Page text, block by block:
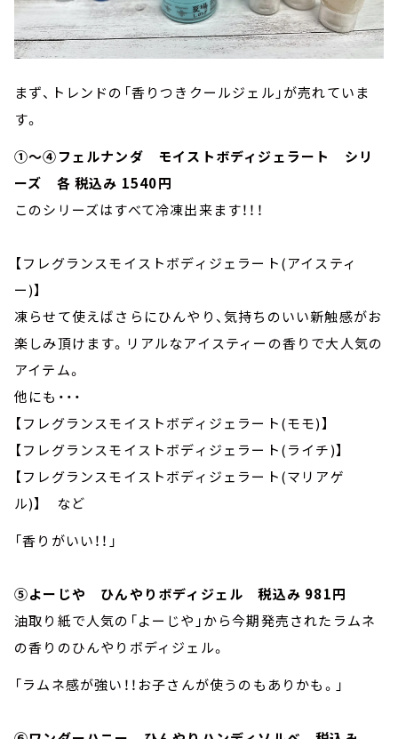
まず、トレンドの「香りつきクールジェル」が売れていま
す。
①～④フェルナンダ モイストボディジェラート シリ
ーズ 各 税込み 1540円
このシリーズはすべて冷凍出来ます！！！
【フレグランスモイストボディジェラート(アイスティ
ー)】
凍らせて使えばさらにひんやり、気持ちのいい新触感がお
楽しみ頂けます。リアルなアイスティーの香りで大人気の
アイテム。
他にも・・・
【フレグランスモイストボディジェラート(モモ)】
【フレグランスモイストボディジェラート(ライチ)】
【フレグランスモイストボディジェラート(マリアゲ
ル)】 など
「香りがいい！！」
⑤よーじや ひんやりボディジェル 税込み 981円
油取り紙で人気の「よーじや」から今期発売されたラムネ
の香りのひんやりボディジェル。
「ラムネ感が強い！！お子さんが使うのもありかも。」